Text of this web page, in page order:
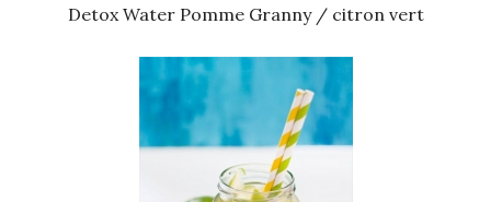
Detox Water Pomme Granny / citron vert